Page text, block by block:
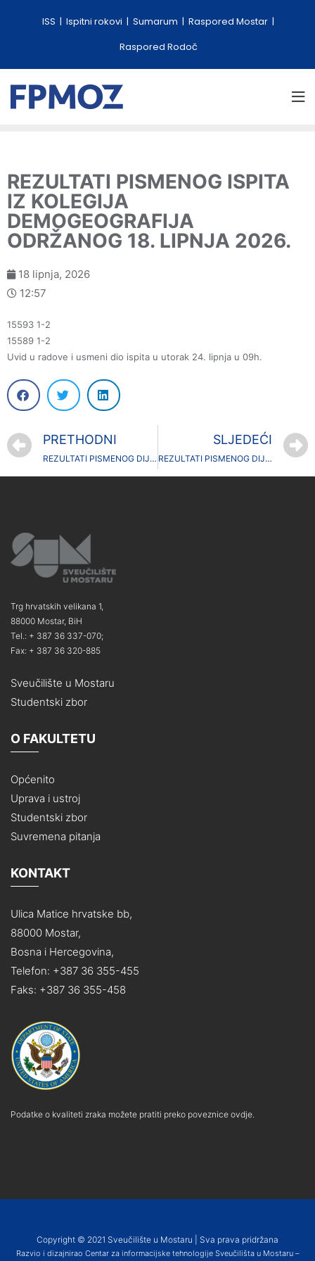
ISS Ispitni rokovi Sumarum
Raspored Mostar
Raspored Rodoč
REZULTATI PISMENOG ISPITA
IZ KOLEGIJA
DEMOGEOGRAFIJA
ODRŽANOG 18. LIPNJA 2026.
18 lipnja, 2026
12:57
15593 1-2
15589 1-2
Uvid u radove i usmeni dio ispita u utorak 24. lipnja u 09h.
PRETHODNI
REZULTATI PISMENOG DIJELA ISPITA IZ KOLEGIJA GEOGRAFSKE OSNOVE RURALNOG TURIZMA ODRŽANOG 18. LIPNJA 2026.
SLJEDEĆI
REZULTATI PISMENOG DIJELA ISPITA IZ KOLEGIJA TURISTIČKE DESTINACIJE SVIJETA ODRŽANOG 18.LIPNJA 2026.
Trg hrvatskih velikana 1,
88000 Mostar, BiH
Tel.: + 387 36 337-070;
Fax: + 387 36 320-885
Sveučilište u Mostaru
Studentski zbor
O FAKULTETU
Općenito
Uprava i ustroj
Studentski zbor
Suvremena pitanja
KONTAKT
Ulica Matice hrvatske bb,
88000 Mostar,
Bosna i Hercegovina,
Telefon: +387 36 355-455
Faks: +387 36 355-458
Podatke o kvaliteti zraka možete pratiti preko poveznice ovdje.
Copyright © 2021 Sveučilište u Mostaru | Sva prava pridržana
Razvio i dizajnirao Centar za informacijske tehnologije Sveučilišta u Mostaru –